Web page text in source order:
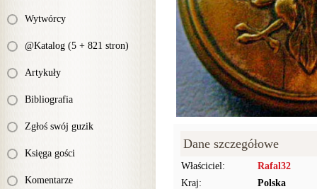
Wytwórcy
@Katalog (5 + 821 stron)
Artykuły
Bibliografia
Zgłoś swój guzik
Księga gości
Komentarze
Dane szczegółowe
Właściciel:
Rafal32
Kraj:
Polska